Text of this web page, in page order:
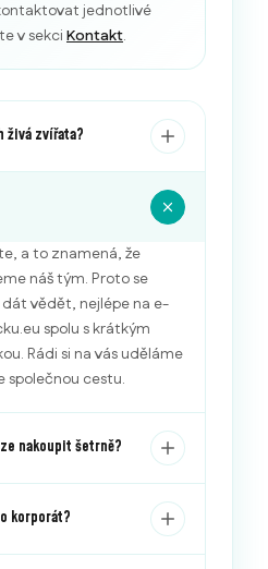
jednotlivé
v sekci Kontakt.
živá zvířata?
a to znamená, že
náš tým. Proto se
vědět, nejlépe na e-
spolu s krátkým
Rádi si na vás uděláme
společnou cestu.
nakoupit šetrně?
korporát?